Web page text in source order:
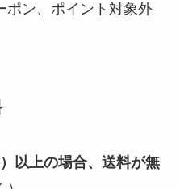
ン、ポイント対象外
以上の場合、送料が無